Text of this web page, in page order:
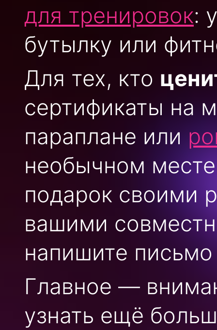
для тренировок:
бутылку или
Для тех, кто
сертификаты на
параплане или
необычном
подарок своими
вашими
напишите
Главное —
узнать ещё